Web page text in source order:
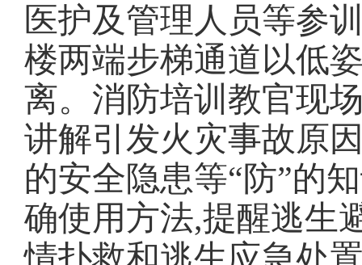
医护及管理人员等参
楼两端步梯通道以低
离。消防培训教官现
讲解引发火灾事故原
的安全隐患等“防”的
确使用方法,提醒逃生